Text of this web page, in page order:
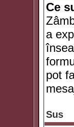
Ce
a
pot
Sus